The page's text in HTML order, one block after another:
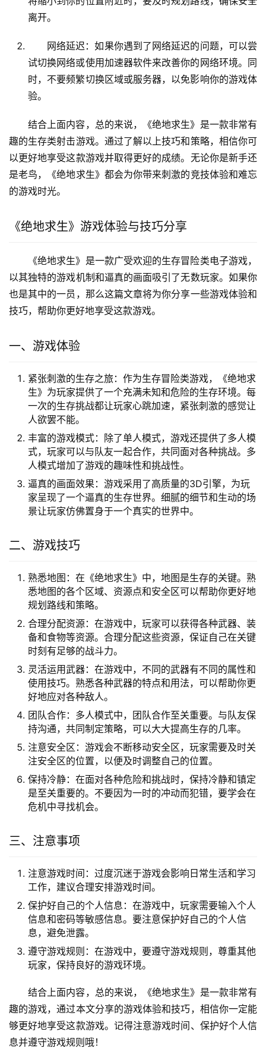
离开。
网络延迟：如果你遇到了网络延迟的问题，可以尝
试切换网络或使用加速器软件来改善你的网络环境。同
时，不要频繁切换区域或服务器，以免影响你的游戏体
验。
结合上面内容，总的来说，《绝地求生》是一款非常有
趣的生存类射击游戏。通过了解以上技巧和策略，相信你可
以更好地享受这款游戏并取得更好的成绩。无论你是新手还
是老鸟，《绝地求生》都会为你带来刺激的竞技体验和难忘
的游戏时光。
《绝地求生》游戏体验与技巧分享
《绝地求生》是一款广受欢迎的生存冒险类电子游戏，
以其独特的游戏机制和逼真的画面吸引了无数玩家。如果你
也是其中的一员，那么这篇文章将为你分享一些游戏体验和
技巧，帮助你更好地享受这款游戏。
一、游戏体验
紧张刺激的生存之旅：作为生存冒险类游戏，《绝地求
生》为玩家提供了一个充满未知和危险的生存环境。每
一次的生存挑战都让玩家心跳加速，紧张刺激的感觉让
人欲罢不能。
丰富的游戏模式：除了单人模式，游戏还提供了多人模
式，玩家可以与队友一起合作，共同面对各种挑战。多
人模式增加了游戏的趣味性和挑战性。
逼真的画面效果：游戏采用了高质量的3D引擎，为玩
家呈现了一个逼真的生存世界。细腻的细节和生动的场
景让玩家仿佛置身于一个真实的世界中。
二、游戏技巧
熟悉地图：在《绝地求生》中，地图是生存的关键。熟
悉地图的各个区域、资源点和安全区可以帮助你更好地
规划路线和策略。
合理分配资源：在游戏中，玩家可以获得各种武器、装
备和食物等资源。合理分配这些资源，保证自己在关键
时刻有足够的战斗力。
灵活运用武器：在游戏中，不同的武器有不同的属性和
使用技巧。熟悉各种武器的特点和用法，可以帮助你更
好地应对各种敌人。
团队合作：多人模式中，团队合作至关重要。与队友保
持沟通，共同制定策略，可以大大提高生存的几率。
注意安全区：游戏会不断移动安全区，玩家需要及时关
注安全区的位置，以便及时调整自己的位置。
保持冷静：在面对各种危险和挑战时，保持冷静和镇定
是至关重要的。不要因为一时的冲动而犯错，要学会在
危机中寻找机会。
三、注意事项
注意游戏时间：过度沉迷于游戏会影响日常生活和学习
工作，建议合理安排游戏时间。
保护好自己的个人信息：在游戏中，玩家需要输入个人
信息和密码等敏感信息。要注意保护好自己的个人信
息，避免泄露。
遵守游戏规则：在游戏中，要遵守游戏规则，尊重其他
玩家，保持良好的游戏环境。
结合上面内容，总的来说，《绝地求生》是一款非常有
趣的游戏，通过本文分享的游戏体验和技巧，相信你一定能
够更好地享受这款游戏。记得注意游戏时间、保护好个人信
息并遵守游戏规则哦！